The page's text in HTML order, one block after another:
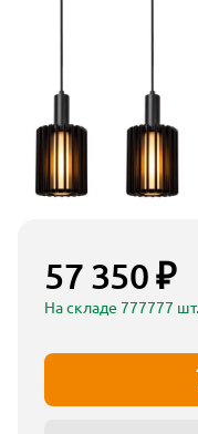
57 350 ₽
На складе 777777 шт.